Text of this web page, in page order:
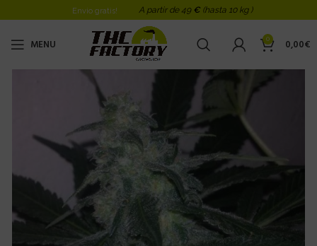
Envio gratis! A partir de 49 € (hasta 10 kg )
MENU 0 0,00€